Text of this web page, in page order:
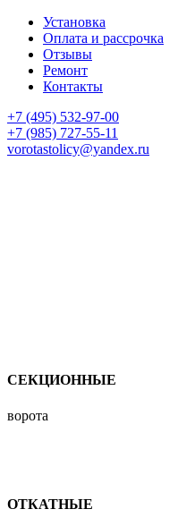
Установка
Оплата и рассрочка
Отзывы
Ремонт
Контакты
+7 (495) 532-97-00
+7 (985) 727-55-11
vorotastolicy@yandex.ru
СЕКЦИОННЫЕ
ворота
ОТКАТНЫЕ